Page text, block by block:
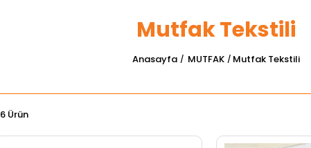
Mutfak Tekstili
Anasayfa MUTFAK Mutfak Tekstili
6 Ürün